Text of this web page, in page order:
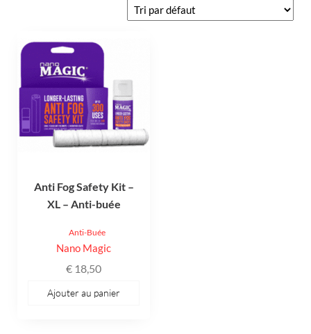
Anti Fog Safety Kit –
XL – Anti-buée
Anti-Buée
Nano Magic
€ 18,50
Ajouter au panier